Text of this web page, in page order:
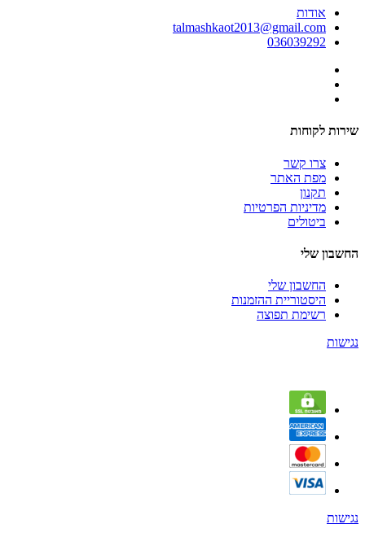
אודות
talmashkaot2013@gmail.com
036039292
שירות לקוחות
צרו קשר
מפת האתר
תקנון
מדיניות הפרטיות
ביטולים
החשבון שלי
החשבון שלי
היסטוריית ההזמנות
רשימת תפוצה
נגישות
נגישות